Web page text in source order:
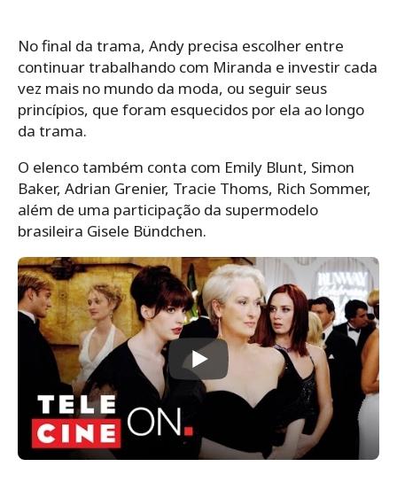
No final da trama, Andy precisa escolher entre
continuar trabalhando com Miranda e investir cada
vez mais no mundo da moda, ou seguir seus
princípios, que foram esquecidos por ela ao longo
da trama.
O elenco também conta com Emily Blunt, Simon
Baker, Adrian Grenier, Tracie Thoms, Rich Sommer,
além de uma participação da supermodelo
brasileira Gisele Bündchen.